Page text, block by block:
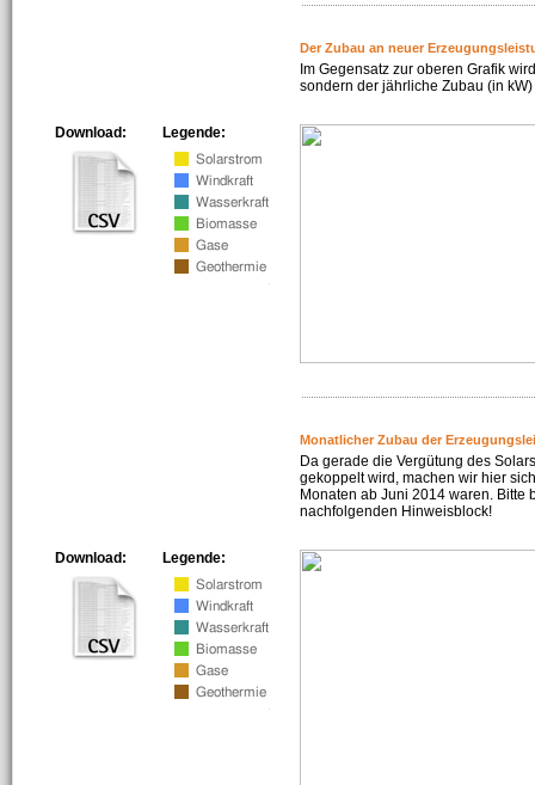
Der Zubau an neuer
Im Gegensatz zur oberen Grafik
sondern der jährliche Zubau (in
Legende:
Download:
Monatlicher Zubau der
Da gerade die Vergütung des
gekoppelt wird, machen wir hier
Monaten ab Juni 2014 waren. Bitte
nachfolgenden Hinweisblock!
Legende:
Download: